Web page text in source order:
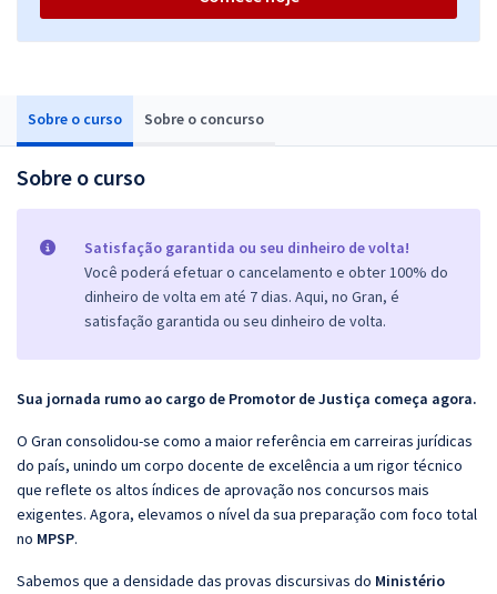
Sobre o curso Sobre o concurso
Sobre o curso
Satisfação garantida ou seu dinheiro de volta!
Você poderá efetuar o cancelamento e obter 100% do
dinheiro de volta em até 7 dias. Aqui, no Gran, é
satisfação garantida ou seu dinheiro de volta.
Sua jornada rumo ao cargo de Promotor de Justiça começa agora.
O Gran consolidou-se como a maior referência em carreiras jurídicas
do país, unindo um corpo docente de excelência a um rigor técnico
que reflete os altos índices de aprovação nos concursos mais
exigentes. Agora, elevamos o nível da sua preparação com foco total
no MPSP.
Sabemos que a densidade das provas discursivas do Ministério